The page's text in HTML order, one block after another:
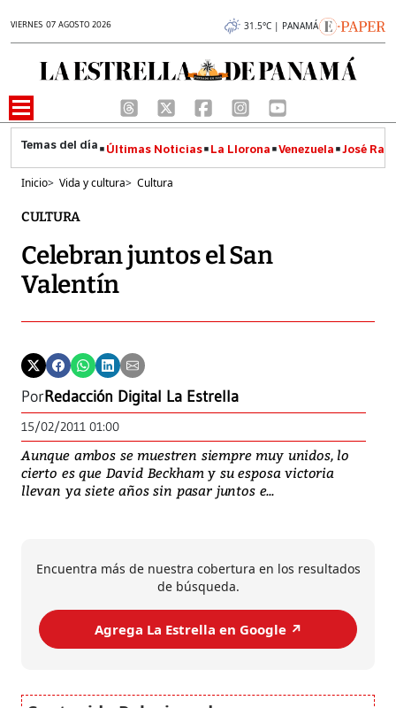
VIERNES 07 AGOSTO 2026 31.5°C | PANAMÁ
Últimas Noticias La Llorona Venezuela José
Inicio> Vida y cultura> Cultura
CULTURA
Celebran juntos el San
Valentín
PorRedacción Digital La Estrella
15/02/2011 01:00
Aunque ambos se muestren siempre muy unidos, lo
cierto es que David Beckham y su esposa victoria
llevan ya siete años sin pasar juntos e...
Encuentra más de nuestra cobertura en los resultados
de búsqueda.
Agrega La Estrella en Google ↗️